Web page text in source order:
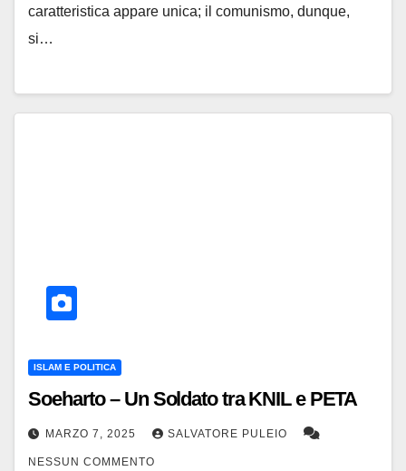
caratteristica appare unica; il comunismo, dunque,
si…
ISLAM E POLITICA
Soeharto – Un Soldato tra KNIL e PETA
MARZO 7, 2025 SALVATORE PULEIO
NESSUN COMMENTO